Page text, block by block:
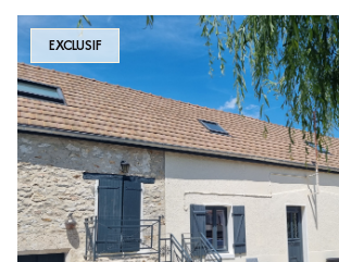
EXCLUSIF